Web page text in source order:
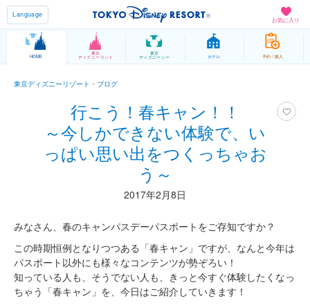
お気に入り
Language
HOME
東京
ディズニーランド
東京
ディズニーシー ホテル 予約 / 購入
東京ディズニーリゾート・ブログ
行こう！春キャン！！
～今しかできない体験で、い
っぱい思い出をつくっちゃお
う～
2017年2月8日
みなさん、春のキャンパスデーパスポートをご存知ですか？
この時期恒例となりつつある「春キャン」ですが、なんと今年は
パスポート以外にも様々なコンテンツが勢ぞろい！
知っている人も、そうでない人も、きっと今すぐ体験したくなっ
ちゃう「春キャン」を、今日はご紹介していきます！